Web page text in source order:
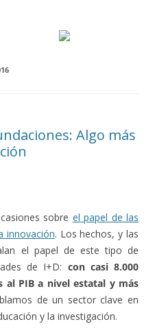
Algo más
sobre el papel de las
innovación. Los hechos, y las
el papel de este tipo de
de I+D: con casi 8.000
al PIB a nivel estatal y más
de un sector clave en
y la investigación.